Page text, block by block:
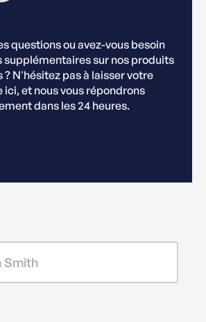
questions ou avez-vous besoin
sur nos produits
? N'hésitez pas à laisser votre
ici, et nous vous répondrons
dans les 24 heures.